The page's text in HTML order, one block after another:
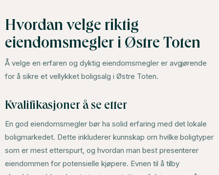
Hvordan velge riktig
eiendomsmegler i Østre Toten
Å velge en erfaren og dyktig eiendomsmegler er avgjørende
for å sikre et vellykket boligsalg i Østre Toten.
Kvalifikasjoner å se etter
En god eiendomsmegler bør ha solid erfaring med det lokale
boligmarkedet. Dette inkluderer kunnskap om hvilke boligtyper
som er mest etterspurt, og hvordan man best presenterer
eiendommen for potensielle kjøpere. Evnen til å tilby